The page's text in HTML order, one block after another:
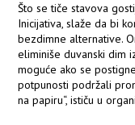
Što se tiče stavova
Inicijativa, slaže da bi
bezdimne alternative.
eliminiše duvanski dim
moguće ako se
potpunosti podržali
na papiru“, ističu u